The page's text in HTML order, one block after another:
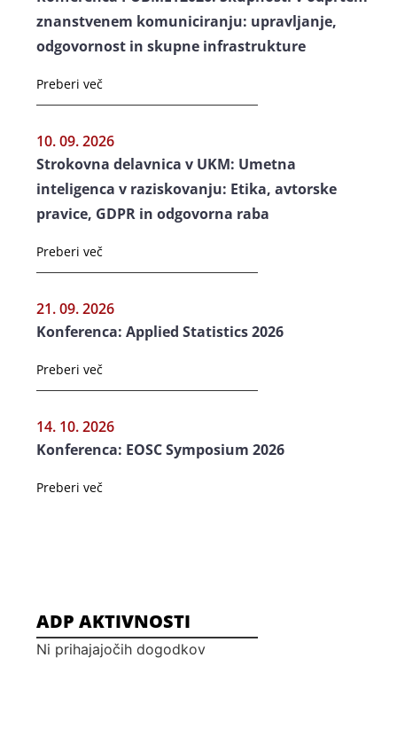
znanstvenem komuniciranju: upravljanje,
odgovornost in skupne infrastrukture
Preberi več
10. 09. 2026
Strokovna delavnica v UKM: Umetna
inteligenca v raziskovanju: Etika, avtorske
pravice, GDPR in odgovorna raba
Preberi več
21. 09. 2026
Konferenca: Applied Statistics 2026
Preberi več
14. 10. 2026
Konferenca: EOSC Symposium 2026
Preberi več
ADP AKTIVNOSTI
Ni prihajajočih dogodkov